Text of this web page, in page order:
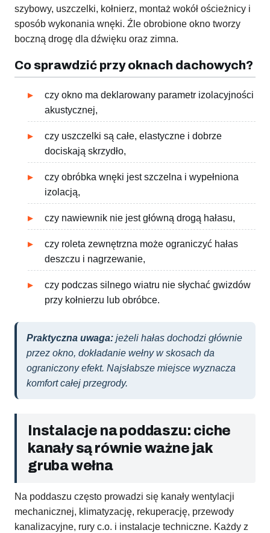
szybowy, uszczelki, kołnierz, montaż wokół ościeżnicy i
sposób wykonania wnęki. Źle obrobione okno tworzy
boczną drogę dla dźwięku oraz zimna.
Co sprawdzić przy oknach dachowych?
czy okno ma deklarowany parametr izolacyjności
akustycznej,
czy uszczelki są całe, elastyczne i dobrze
dociskają skrzydło,
czy obróbka wnęki jest szczelna i wypełniona
izolacją,
czy nawiewnik nie jest główną drogą hałasu,
czy roleta zewnętrzna może ograniczyć hałas
deszczu i nagrzewanie,
czy podczas silnego wiatru nie słychać gwizdów
przy kołnierzu lub obróbce.
Praktyczna uwaga: jeżeli hałas dochodzi głównie
przez okno, dokładanie wełny w skosach da
ograniczony efekt. Najsłabsze miejsce wyznacza
komfort całej przegrody.
Instalacje na poddaszu: ciche
kanały są równie ważne jak
gruba wełna
Na poddaszu często prowadzi się kanały wentylacji
mechanicznej, klimatyzację, rekuperację, przewody
kanalizacyjne, rury c.o. i instalacje techniczne. Każdy z